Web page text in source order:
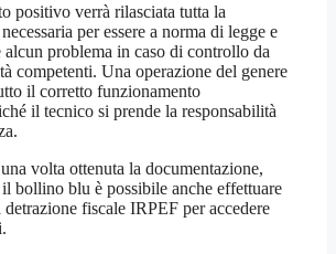
positivo verrà rilasciata tutta la
per essere a norma di legge e
problema in caso di controllo da
competenti. Una operazione del genere
il corretto funzionamento
il tecnico si prende la responsabilità
volta ottenuta la documentazione,
bollino blu è possibile anche effettuare
fiscale IRPEF per accedere